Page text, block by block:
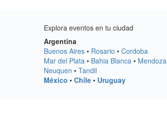
Explora eventos en tu ciudad
Argentina
Buenos Aires • Rosario •Cordoba
Mar del Plata • Bahia Blanca • Mendoza
Neuquen •Tandil
México •Chile • Uruguay